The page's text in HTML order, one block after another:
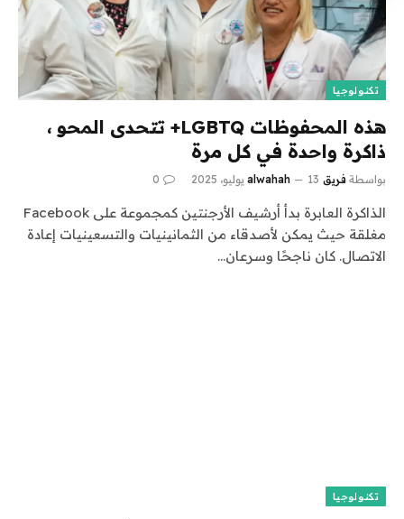
تكنولوجيا
هذه المحفوظات LGBTQ+ تتحدى المحو ،
ذاكرة واحدة في كل مرة
بواسطة فريق alwahah 13 يوليو، 2025 0
الذاكرة العابرة بدأ أرشيف الأرجنتين كمجموعة على Facebook
مغلقة حيث يمكن لأصدقاء من الثمانينيات والتسعينيات إعادة
الاتصال. كان ناجحًا وسرعان…
تكنولوجيا